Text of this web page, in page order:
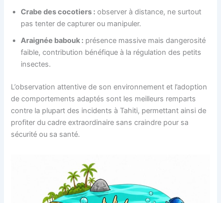
Crabe des cocotiers : observer à distance, ne surtout
pas tenter de capturer ou manipuler.
Araignée babouk : présence massive mais dangerosité
faible, contribution bénéfique à la régulation des petits
insectes.
L’observation attentive de son environnement et l’adoption
de comportements adaptés sont les meilleurs remparts
contre la plupart des incidents à Tahiti, permettant ainsi de
profiter du cadre extraordinaire sans craindre pour sa
sécurité ou sa santé.